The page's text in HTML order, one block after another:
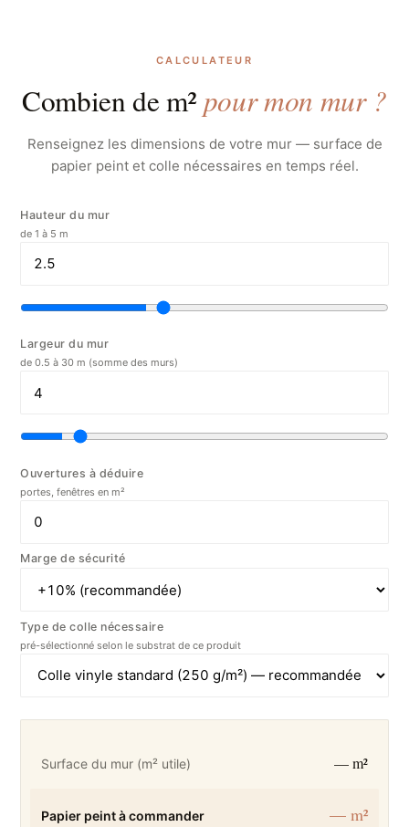
CALCULATEUR
Combien de m²pour mon mur ?
Renseignez les dimensions de votre mur — surface de
papier peint et colle nécessaires en temps réel.
Hauteur du mur
de 1 à 5 m
Largeur du mur
de 0.5 à 30 m (somme des murs)
Ouvertures à déduire
portes, fenêtres en m²
Marge de sécurité
Type de colle nécessaire
pré-sélectionné selon le substrat de ce produit
Surface du mur (m² utile) — m²
Papier peint à commander — m²